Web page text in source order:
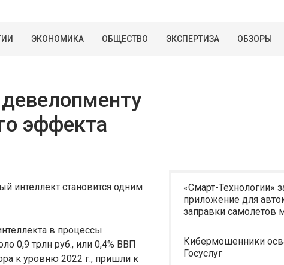
ЭКОНОМИКА ОБЩЕСТВО ЭКСПЕРТИЗА ОБЗОРЫ
эффекта
интеллект становится одним
в процессы
0,9 трлн руб., или 0,4% ВВП
к уровню 2022 г., пришли к
«Смарт-Технологии»
приложение для
заправки самолетов
Кибермошенники
Госуслуг